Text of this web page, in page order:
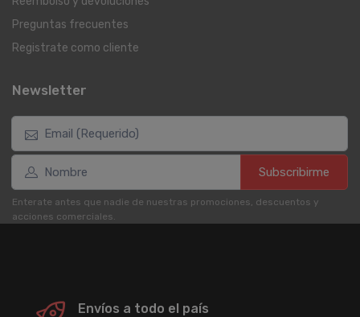
Preguntas frecuentes
Registrate como cliente
Newsletter
Subscribirme
Enterate antes que nadie de nuestras promociones, descuentos y
acciones comerciales.
Envíos a todo el país